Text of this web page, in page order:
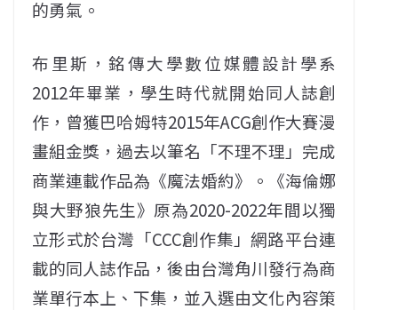
的勇氣。
布里斯，銘傳大學數位媒體設計學系
2012年畢業，學生時代就開始同人誌創
作，曾獲巴哈姆特2015年ACG創作大賽漫
畫組金獎，過去以筆名「不理不理」完成
商業連載作品為《魔法婚約》。《海倫娜
與大野狼先生》原為2020-2022年間以獨
立形式於台灣「CCC創作集」網路平台連
載的同人誌作品，後由台灣角川發行為商
業單行本上、下集，並入選由文化內容策